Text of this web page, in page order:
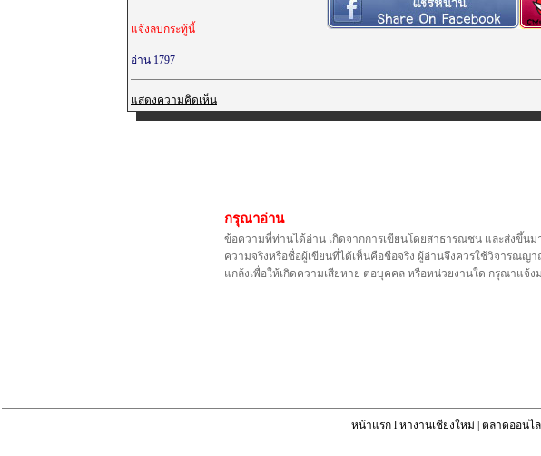
แจ้งลบกระทู้นี้
อ่าน 1797
แสดงความคิดเห็น
กรุณาอ่าน
ข้อความที่ท่านได้อ่าน เกิดจากการเขียนโดยสาธารณชน และส่งขึ้น
ความจริงหรือชื่อผู้เขียนที่ได้เห็นคือชื่อจริง ผู้อ่านจึงควรใช้วิจารณ
แกล้งเพื่อให้เกิดความเสียหาย ต่อบุคคล หรือหน่วยงานใด กรุณาแจ้
หน้าแรกl หางานเชียงใหม่ | ตลาดออนไ